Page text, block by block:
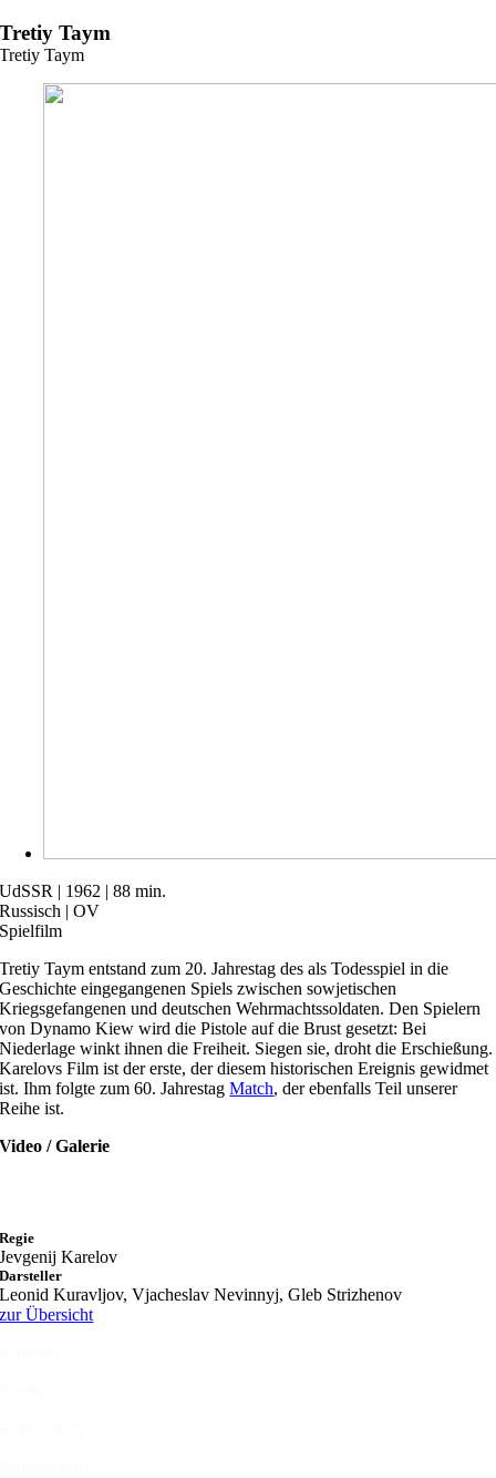
Zum
Inhalt
springen
Tretiy Taym
Tretiy Taym
UdSSR | 1962 | 88 min.
Russisch | OV
Spielfilm
Tretiy Taym entstand zum 20. Jahrestag des als Todesspiel in die
Geschichte eingegangenen Spiels zwischen sowjetischen
Kriegsgefangenen und deutschen Wehrmachtssoldaten. Den Spielern
von Dynamo Kiew wird die Pistole auf die Brust gesetzt: Bei
Niederlage winkt ihnen die Freiheit. Siegen sie, droht die Erschießung.
Karelovs Film ist der erste, der diesem historischen Ereignis gewidmet
ist. Ihm folgte zum 60. JahrestagMatch, der ebenfalls Teil unserer
Reihe ist.
Video / Galerie
Regie
Jevgenij Karelov
Darsteller
Leonid Kuravljov, Vjacheslav Nevinnyj, Gleb Strizhenov
zur Übersicht